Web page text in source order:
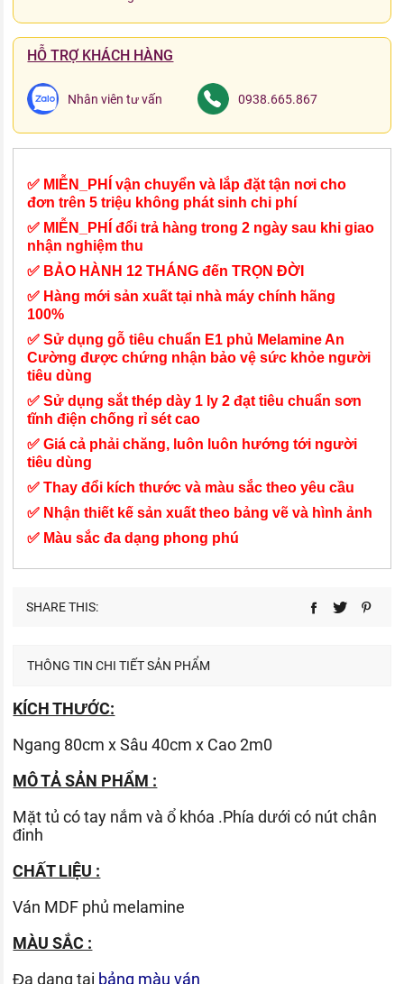
HỖ TRỢ KHÁCH HÀNG
Nhân viên tư vấn 0938.665.867
✅ MIỄN_PHÍ vận chuyển và lắp đặt tận nơi cho
đơn trên 5 triệu không phát sinh chi phí
✅ MIỄN_PHÍ đổi trả hàng trong 2 ngày sau khi giao
nhận nghiệm thu
✅ BẢO HÀNH 12 THÁNG đến TRỌN ĐỜI
✅ Hàng mới sản xuất tại nhà máy chính hãng
100%
✅ Sử dụng gỗ tiêu chuẩn E1 phủ Melamine An
Cường được chứng nhận bảo vệ sức khỏe người
tiêu dùng
✅ Sử dụng sắt thép dày 1 ly 2 đạt tiêu chuẩn sơn
tĩnh điện chống rỉ sét cao
✅ Giá cả phải chăng, luôn luôn hướng tới người
tiêu dùng
✅ Thay đổi kích thước và màu sắc theo yêu cầu
✅ Nhận thiết kế sản xuất theo bảng vẽ và hình ảnh
✅ Màu sắc đa dạng phong phú
SHARE THIS:
THÔNG TIN CHI TIẾT SẢN PHẨM
KÍCH THƯỚC:
Ngang 80cm x Sâu 40cm x Cao 2m0
MÔ TẢ SẢN PHẨM :
Mặt tủ có tay nắm và ổ khóa .Phía dưới có nút chân
đinh
CHẤT LIỆU :
Ván MDF phủ melamine
MÀU SẮC :
Đa dạng tại bảng màu ván